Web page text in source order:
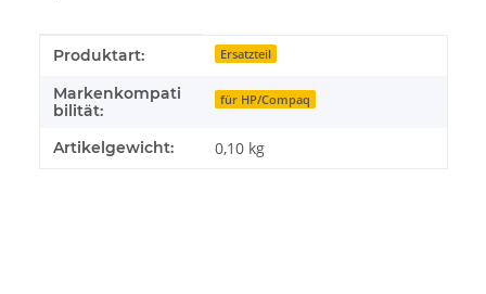
Produkteigenschaft
Wert
Produktart: Ersatzteil
Markenkompati
bilität:
für HP/Compaq
Artikelgewicht: 0,10 kg